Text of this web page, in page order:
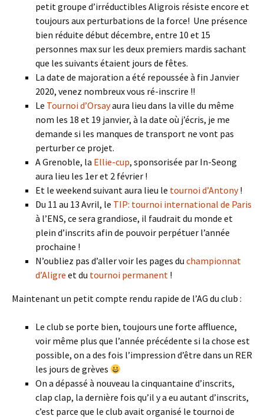
petit groupe d’irréductibles Aligrois résiste encore et
toujours aux perturbations de la force! Une présence
bien réduite début décembre, entre 10 et 15
personnes max sur les deux premiers mardis sachant
que les suivants étaient jours de fêtes.
La date de majoration a été repoussée à fin Janvier
2020, venez nombreux vous ré-inscrire !!
Le Tournoi d’Orsayaura lieu dans la ville du même
nom les 18 et 19 janvier, à la date où j’écris, je me
demande si les manques de transport ne vont pas
perturber ce projet.
A Grenoble, la Ellie-cup, sponsorisée par In-Seong
aura lieu les 1er et 2 février !
Et le weekend suivant aura lieu le tournoi d’Antony!
Du 11 au 13 Avril, le TIP: tournoi international de Paris
à l’ENS, ce sera grandiose, il faudrait du monde et
plein d’inscrits afin de pouvoir perpétuer l’année
prochaine !
N’oubliez pas d’aller voir les pages du championnat
d’Aligre et du tournoi permanent !
Maintenant un petit compte rendu rapide de l’AG du club :
Le club se porte bien, toujours une forte affluence,
voir même plus que l’année précédente si la chose est
possible, on a des fois l’impression d’être dans un RER
les jours de grèves
On a dépassé à nouveau la cinquantaine d’inscrits,
clap clap, la dernière fois qu’il y a eu autant d’inscrits,
c’est parce que le club avait organisé le tournoi de